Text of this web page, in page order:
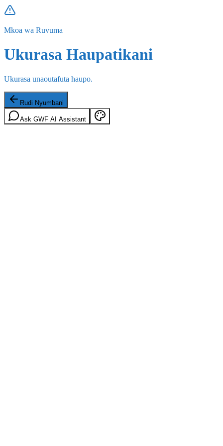
Mkoa wa Ruvuma
Ukurasa Haupatikani
Ukurasa unaoutafuta haupo.
Rudi Nyumbani
Ask GWF AI Assistant